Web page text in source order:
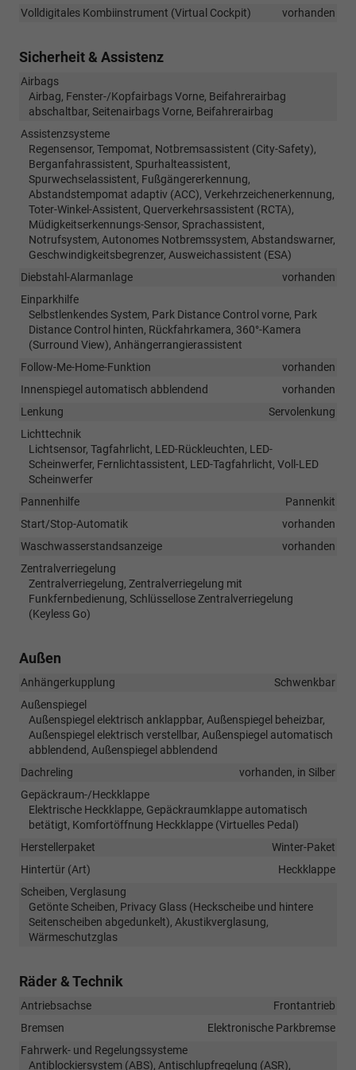
Volldigitales Kombiinstrument (Virtual Cockpit)
vorhanden
Sicherheit & Assistenz
Airbags
Airbag, Fenster-/Kopfairbags Vorne, Beifahrerairbag
abschaltbar, Seitenairbags Vorne, Beifahrerairbag
Assistenzsysteme
Regensensor, Tempomat, Notbremsassistent (City-Safety),
Berganfahrassistent, Spurhalteassistent,
Spurwechselassistent, Fußgängererkennung,
Abstandstempomat adaptiv (ACC), Verkehrzeichenerkennung,
Toter-Winkel-Assistent, Querverkehrsassistent (RCTA),
Müdigkeitserkennungs-Sensor, Sprachassistent,
Notrufsystem, Autonomes Notbremssystem, Abstandswarner,
Geschwindigkeitsbegrenzer, Ausweichassistent (ESA)
Diebstahl-Alarmanlage
vorhanden
Einparkhilfe
Selbstlenkendes System, Park Distance Control vorne, Park
Distance Control hinten, Rückfahrkamera, 360°-Kamera
(Surround View), Anhängerrangierassistent
Follow-Me-Home-Funktion
vorhanden
Innenspiegel automatisch abblendend
vorhanden
Lenkung
Servolenkung
Lichttechnik
Lichtsensor, Tagfahrlicht, LED-Rückleuchten, LED-
Scheinwerfer, Fernlichtassistent, LED-Tagfahrlicht, Voll-LED
Scheinwerfer
Pannenhilfe
Pannenkit
Start/Stop-Automatik
vorhanden
Waschwasserstandsanzeige
vorhanden
Zentralverriegelung
Zentralverriegelung, Zentralverriegelung mit
Funkfernbedienung, Schlüssellose Zentralverriegelung
(Keyless Go)
Außen
Anhängerkupplung
Schwenkbar
Außenspiegel
Außenspiegel elektrisch anklappbar, Außenspiegel beheizbar,
Außenspiegel elektrisch verstellbar, Außenspiegel automatisch
abblendend, Außenspiegel abblendend
Dachreling
vorhanden, in Silber
Gepäckraum-/Heckklappe
Elektrische Heckklappe, Gepäckraumklappe automatisch
betätigt, Komfortöffnung Heckklappe (Virtuelles Pedal)
Herstellerpaket
Winter-Paket
Hintertür (Art)
Heckklappe
Scheiben, Verglasung
Getönte Scheiben, Privacy Glass (Heckscheibe und hintere
Seitenscheiben abgedunkelt), Akustikverglasung,
Wärmeschutzglas
Räder & Technik
Antriebsachse
Frontantrieb
Bremsen
Elektronische Parkbremse
Fahrwerk- und Regelungssysteme
Antiblockiersystem (ABS), Antischlupfregelung (ASR),